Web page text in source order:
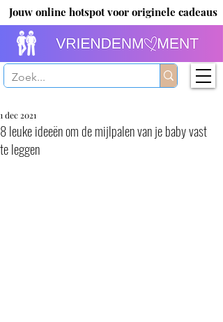
Jouw online hotspot voor originele cadeaus
8 leuke ideeën om de mijlpalen van je baby vast
te leggen
1 dec 2021